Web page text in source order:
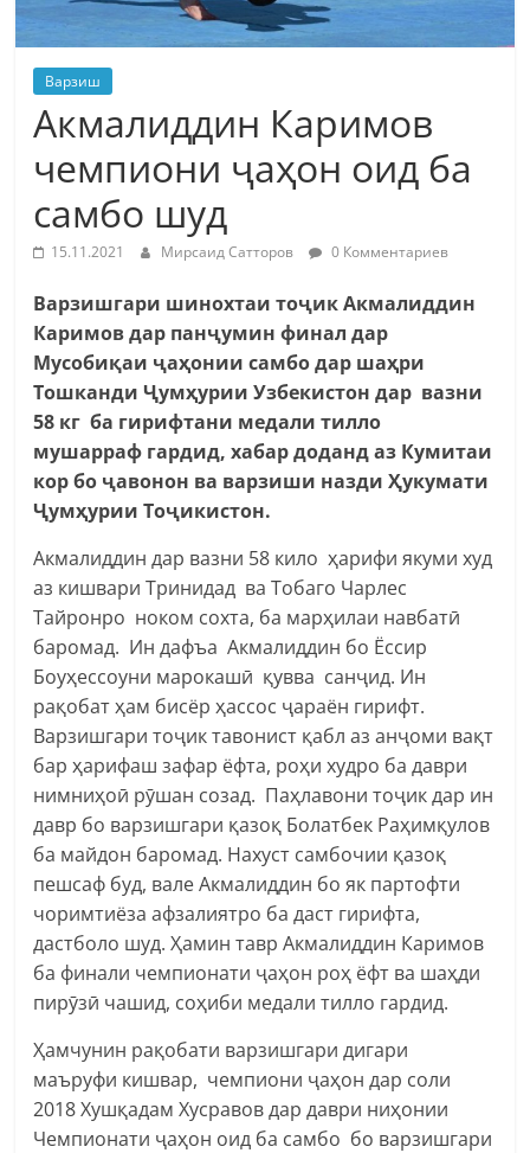
Варзиш
Акмалиддин Каримов
чемпиони ҷаҳон оид ба
самбо шуд
15.11.2021 Мирсаид Сатторов 0 Комментариев
Варзишгари шинохтаи тоҷик Акмалиддин
Каримов дар панҷумин финал дар
Мусобиқаи ҷаҳонии самбо дар шаҳри
Тошканди Ҷумҳурии Узбекистон дар вазни
58 кг ба гирифтани медали тилло
мушарраф гардид, хабар доданд аз Кумитаи
кор бо ҷавонон ва варзиши назди Ҳукумати
Ҷумҳурии Тоҷикистон.
Акмалиддин дар вазни 58 кило ҳарифи якуми худ
аз кишвари Тринидад ва Тобаго Чарлес
Тайронро ноком сохта, ба марҳилаи навбатӣ
баромад. Ин дафъа Акмалиддин бо Ёссир
Боуҳессоуни марокашӣ қувва санҷид. Ин
рақобат ҳам бисёр ҳассос ҷараён гирифт.
Варзишгари тоҷик тавонист қабл аз анҷоми вақт
бар ҳарифаш зафар ёфта, роҳи худро ба даври
нимниҳоӣ рӯшан созад. Паҳлавони тоҷик дар ин
давр бо варзишгари қазоқ Болатбек Раҳимқулов
ба майдон баромад. Нахуст самбочии қазоқ
пешсаф буд, вале Акмалиддин бо як партофти
чоримтиёза афзалиятро ба даст гирифта,
дастболо шуд. Ҳамин тавр Акмалиддин Каримов
ба финали чемпионати ҷаҳон роҳ ёфт ва шаҳди
пирӯзӣ чашид, соҳиби медали тилло гардид.
Ҳамчунин рақобати варзишгари дигари
маъруфи кишвар, чемпиони ҷаҳон дар соли
2018 Хушқадам Хусравов дар даври ниҳонии
Чемпионати ҷаҳон оид ба самбо бо варзишгари